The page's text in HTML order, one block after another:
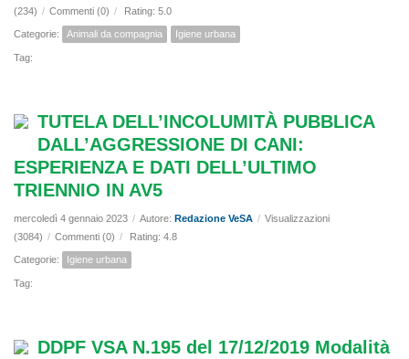
(234) / Commenti (0) / Rating: 5.0
Categorie: Animali da compagnia Igiene urbana
Tag:
TUTELA DELL’INCOLUMITÀ PUBBLICA
DALL’AGGRESSIONE DI CANI:
ESPERIENZA E DATI DELL’ULTIMO
TRIENNIO IN AV5
mercoledì 4 gennaio 2023 / Autore: Redazione VeSA / Visualizzazioni
(3084) / Commenti (0) / Rating: 4.8
Categorie: Igiene urbana
Tag:
DDPF VSA N.195 del 17/12/2019 Modalità